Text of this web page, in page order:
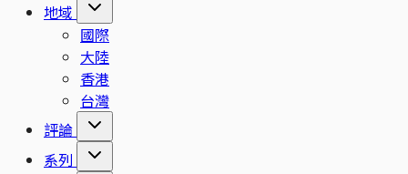
地域
國際
大陸
香港
台灣
評論
系列